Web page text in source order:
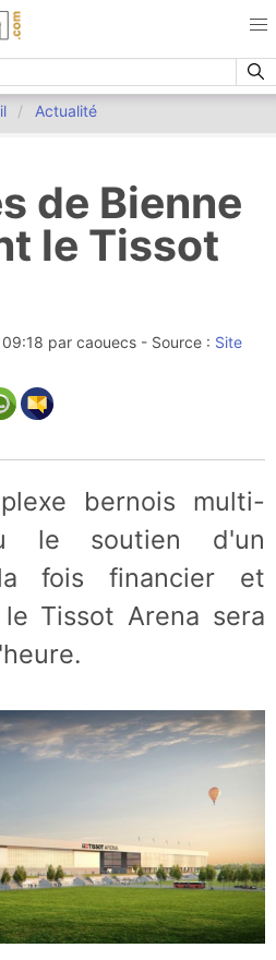
Actualité
de Bienne
le Tissot
par caouecs - Source : Site
le soutien d'un
fois financier et
Tissot Arena sera